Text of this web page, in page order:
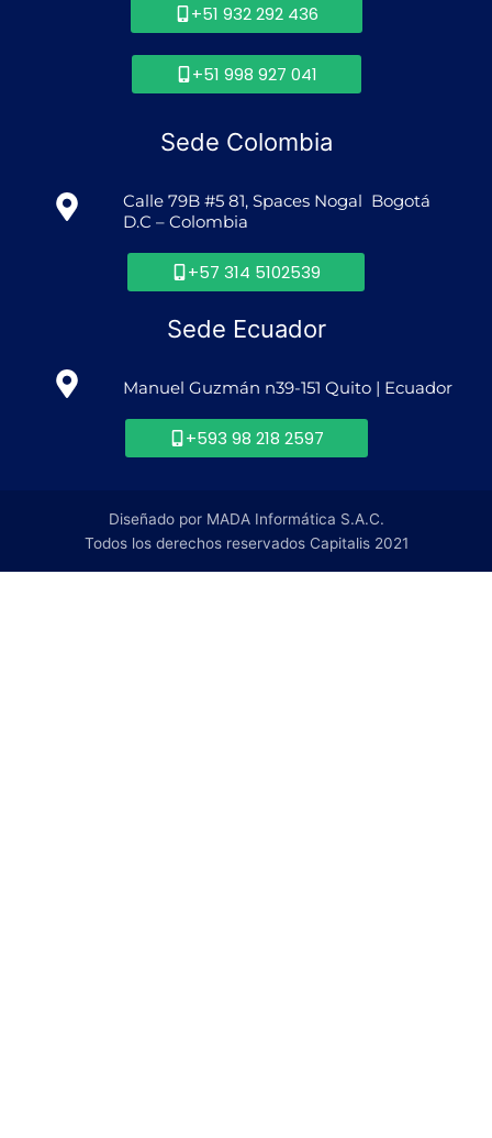
+51 932 292 436
+51 998 927 041
Sede Colombia
Calle 79B #5 81, Spaces Nogal Bogotá
D.C – Colombia
+57 314 5102539
Sede Ecuador
Manuel Guzmán n39-151 Quito | Ecuador
+593 98 218 2597
Todos los derechos reservados Capitalis 2021
Diseñado por MADA Informática S.A.C.